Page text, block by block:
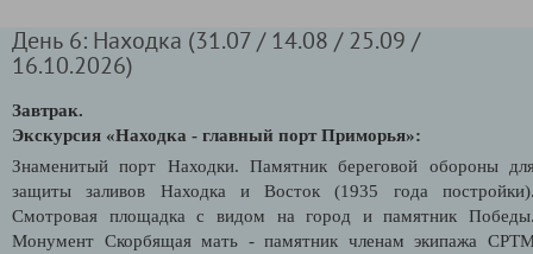
День 6: Находка (31.07 / 14.08 / 25.09 /
16.10.2026)
Завтрак.
Экскурсия «Находка - главный порт Приморья»:
Знаменитый порт Находки. Памятник береговой обороны
защиты заливов Находка и Восток (1935 года
Смотровая площадка с видом на город и памятник
Монумент Скорбящая мать - памятник членам экипажа